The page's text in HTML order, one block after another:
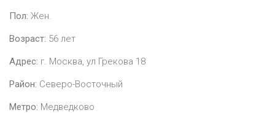
Пол: Жен.
Возраст: 56 лет
Адрес: г. Москва, ул Грекова 18
Район: Северо-Восточный
Метро: Медведково